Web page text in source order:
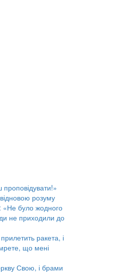
розуму
було жодного
не приходили до
ракета, і
що мені
Свою, і брами